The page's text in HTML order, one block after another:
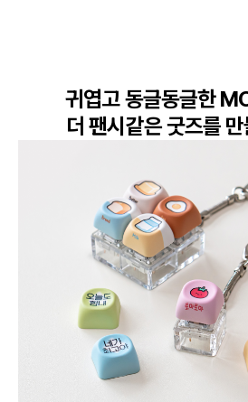
귀엽고 동글동글한
더 팬시같은 굿즈를